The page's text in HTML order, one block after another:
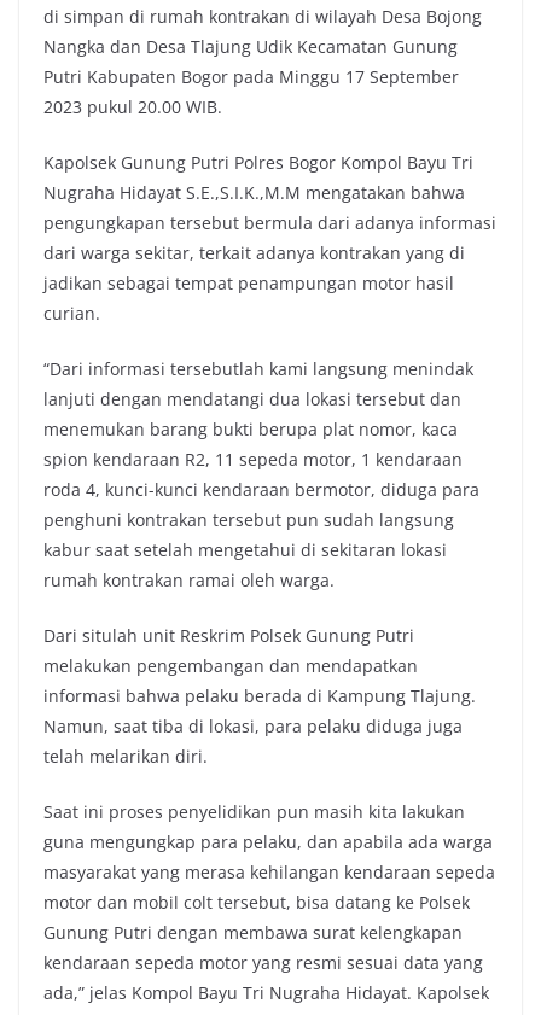
di simpan di rumah kontrakan di wilayah Desa Bojong
Nangka dan Desa Tlajung Udik Kecamatan Gunung
Putri Kabupaten Bogor pada Minggu 17 September
2023 pukul 20.00 WIB.
Kapolsek Gunung Putri Polres Bogor Kompol Bayu Tri
Nugraha Hidayat S.E.,S.I.K.,M.M mengatakan bahwa
pengungkapan tersebut bermula dari adanya informasi
dari warga sekitar, terkait adanya kontrakan yang di
jadikan sebagai tempat penampungan motor hasil
curian.
“Dari informasi tersebutlah kami langsung menindak
lanjuti dengan mendatangi dua lokasi tersebut dan
menemukan barang bukti berupa plat nomor, kaca
spion kendaraan R2, 11 sepeda motor, 1 kendaraan
roda 4, kunci-kunci kendaraan bermotor, diduga para
penghuni kontrakan tersebut pun sudah langsung
kabur saat setelah mengetahui di sekitaran lokasi
rumah kontrakan ramai oleh warga.
Dari situlah unit Reskrim Polsek Gunung Putri
melakukan pengembangan dan mendapatkan
informasi bahwa pelaku berada di Kampung Tlajung.
Namun, saat tiba di lokasi, para pelaku diduga juga
telah melarikan diri.
Saat ini proses penyelidikan pun masih kita lakukan
guna mengungkap para pelaku, dan apabila ada warga
masyarakat yang merasa kehilangan kendaraan sepeda
motor dan mobil colt tersebut, bisa datang ke Polsek
Gunung Putri dengan membawa surat kelengkapan
kendaraan sepeda motor yang resmi sesuai data yang
ada,” jelas Kompol Bayu Tri Nugraha Hidayat. Kapolsek